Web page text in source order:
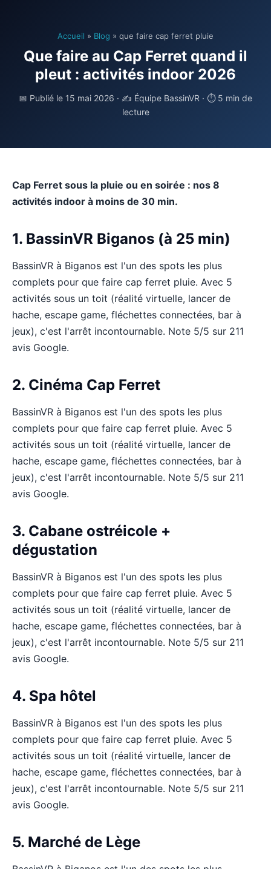
Accueil » Blog » que faire cap ferret pluie
Que faire au Cap Ferret quand il
pleut : activités indoor 2026
📅 Publié le 15 mai 2026 · ✍️ Équipe BassinVR · ⏱ 5 min de
lecture
Cap Ferret sous la pluie ou en soirée : nos 8
activités indoor à moins de 30 min.
1. BassinVR Biganos (à 25 min)
BassinVR à Biganos est l'un des spots les plus
complets pour que faire cap ferret pluie. Avec 5
activités sous un toit (réalité virtuelle, lancer de
hache, escape game, fléchettes connectées, bar à
jeux), c'est l'arrêt incontournable. Note 5/5 sur 211
avis Google.
2. Cinéma Cap Ferret
BassinVR à Biganos est l'un des spots les plus
complets pour que faire cap ferret pluie. Avec 5
activités sous un toit (réalité virtuelle, lancer de
hache, escape game, fléchettes connectées, bar à
jeux), c'est l'arrêt incontournable. Note 5/5 sur 211
avis Google.
3. Cabane ostréicole +
dégustation
BassinVR à Biganos est l'un des spots les plus
complets pour que faire cap ferret pluie. Avec 5
activités sous un toit (réalité virtuelle, lancer de
hache, escape game, fléchettes connectées, bar à
jeux), c'est l'arrêt incontournable. Note 5/5 sur 211
avis Google.
4. Spa hôtel
BassinVR à Biganos est l'un des spots les plus
complets pour que faire cap ferret pluie. Avec 5
activités sous un toit (réalité virtuelle, lancer de
hache, escape game, fléchettes connectées, bar à
jeux), c'est l'arrêt incontournable. Note 5/5 sur 211
avis Google.
5. Marché de Lège